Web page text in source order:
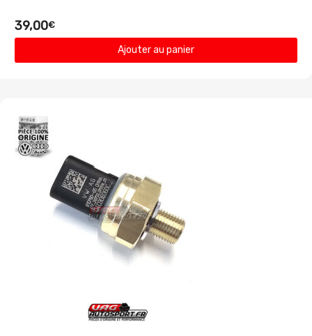
39,00€
Ajouter au panier